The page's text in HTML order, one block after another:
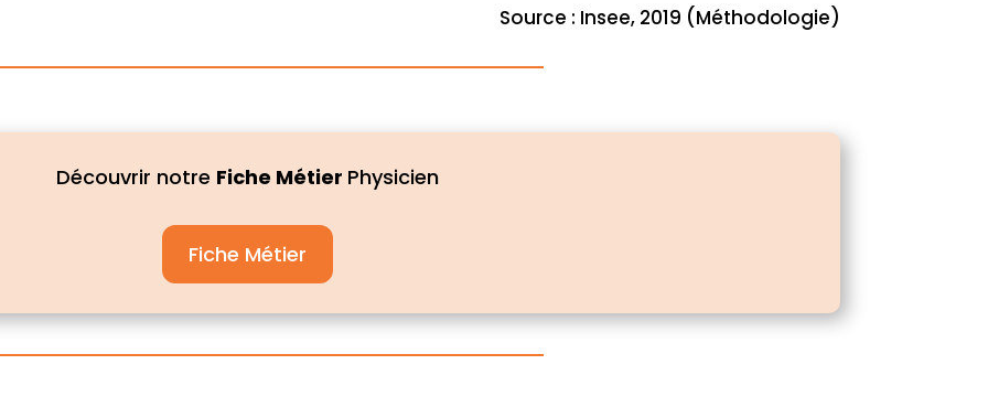
Source : Insee, 2019 (Méthodologie)
Découvrir notre Fiche Métier Physicien
Fiche Métier